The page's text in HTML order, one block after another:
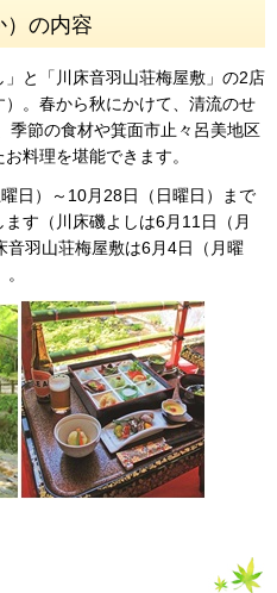
）の内容
」と「川床音羽山荘梅屋敷」の2店
。春から秋にかけて、清流のせ
季節の食材や箕面市止々呂美地区
料理を堪能できます。
日）～10月28日（日曜日）まで
す（川床磯よしは6月11日（月
羽山荘梅屋敷は6月4日（月曜